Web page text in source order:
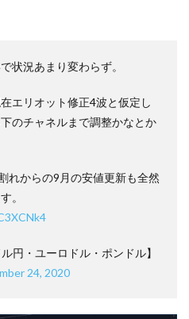
状況あまり変わらず。
エリオット修正4波と仮定し
のチャネルまで調整かなとか
れからの9月の安値更新も全然
。
円・ユーロドル・ポンドル】
24, 2020